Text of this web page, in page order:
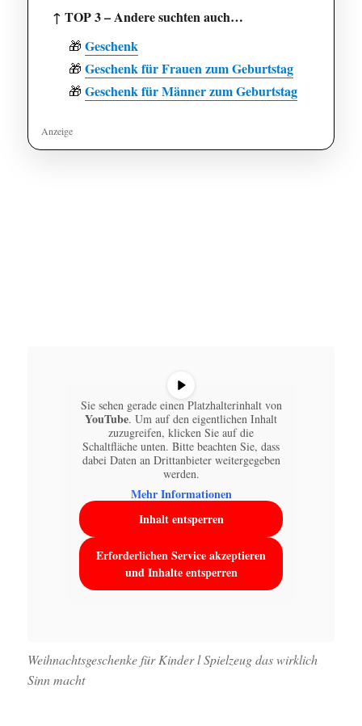
↑ TOP 3 – Andere suchten auch…
🎁Geschenk
🎁Geschenk für Frauen zum Geburtstag
🎁Geschenk für Männer zum Geburtstag
Sie sehen gerade einen Platzhalterinhalt von
YouTube. Um auf den eigentlichen Inhalt
zuzugreifen, klicken Sie auf die
Schaltfläche unten. Bitte beachten Sie, dass
dabei Daten an Drittanbieter weitergegeben
werden.
Mehr Informationen
Inhalt entsperren
Erforderlichen Service akzeptieren
und Inhalte entsperren
Weihnachtsgeschenke für Kinder l Spielzeug das wirklich
Sinn macht